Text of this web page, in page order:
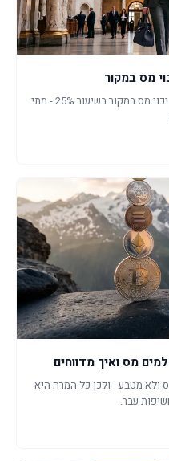
מס במקור
כל תשלום לתושב חוץ חייב עקרונית בניכוי מס במקור בשיעור 25% - מתי
מס ואיך מדווחים
ולא מטבע - ולכן כל המרה היא